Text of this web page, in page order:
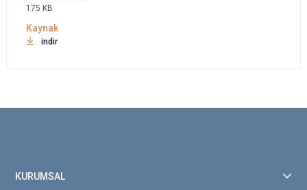
175 KB
indir
KURUMSAL